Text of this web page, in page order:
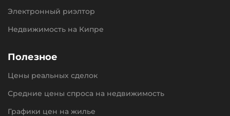
Электронный риэлтор
Недвижимость на Кипре
Полезное
Цены реальных сделок
Средние цены спроса на недвижимость
Графики цен на жилье